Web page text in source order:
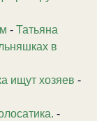
- Татьяна
в
ищут хозяев -
-